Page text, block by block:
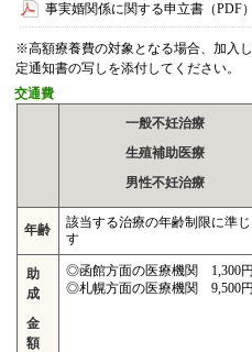
事実婚関係に関する申立書（PDF）
※高額療養費の対象となる場合、加入
定通知書の写しを添付してください。
交通費
一般不妊治療
生殖補助医療
男性不妊治療
年齢
該当する治療の年齢制限に準じ
す
助
成
金
額
◎函館方面の医療機関 1,300円
◎札幌方面の医療機関 9,500円